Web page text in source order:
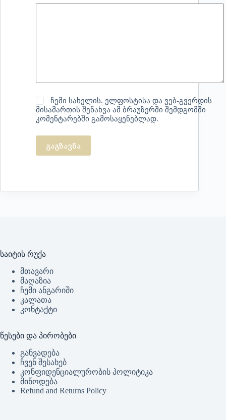
ჩემი სახელის. ელფოსტისა და ვებ-გვერდის
მისამართის შენახვა ამ ბრაუზერში შემდგომში
კომენტარებში გამოსაყენებლად.
გაგზავნა
საიტის რუქა
მთავარი
მაღაზია
ჩემი ანგარიში
კალათა
კონტაქტი
წესები და პირობები
განვადება
ჩვენ შესახებ
კონფიდენციალურობის პოლიტიკა
მიწოდება
Refund and Returns Policy